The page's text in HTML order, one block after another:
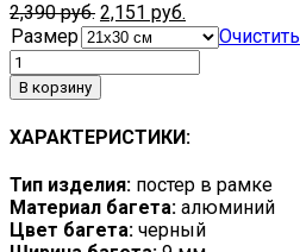
2,390руб. 2,151 руб.
Размер
Очистить
В корзину
ХАРАКТЕРИСТИКИ:
Тип изделия: постер в рамке
Материал багета: алюминий
Цвет багета: черный